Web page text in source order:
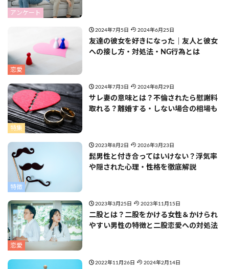
アンケート
恋愛
2024年7月5日 2024年6月25日
友達の彼女を好きになった｜友人と彼女
への接し方・対処法・NG行為とは
特集
2024年7月3日 2024年8月29日
サレ妻の意味とは？不倫されたら慰謝料
取れる？離婚する・しない場合の相場も
特徴
2023年8月2日 2026年3月23日
髭男性と付き合ってはいけない？浮気率
や隠された心理・性格を徹底解説
恋愛
2023年3月25日 2023年11月15日
二股とは？二股をかける女性＆かけられ
やすい男性の特徴と二股恋愛への対処法
2022年11月26日 2024年2月14日